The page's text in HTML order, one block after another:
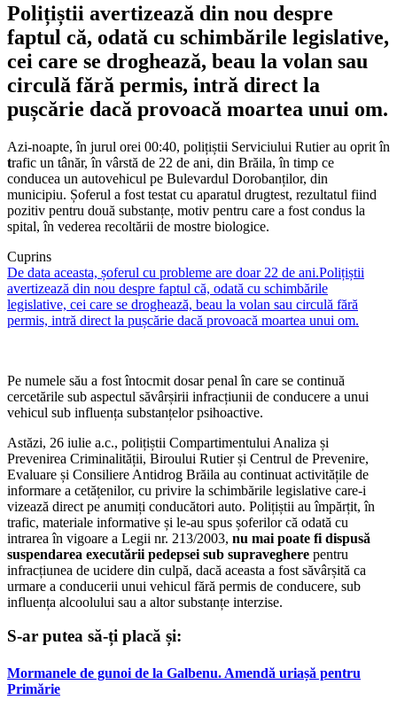
Polițiștii avertizează din nou despre
faptul că, odată cu schimbările legislative,
cei care se droghează, beau la volan sau
circulă fără permis, intră direct la
pușcărie dacă provoacă moartea unui om.
Azi-noapte, în jurul orei 00:40, polițiștii Serviciului Rutier au oprit în
trafic un tânăr, în vârstă de 22 de ani, din Brăila, în timp ce
conducea un autovehicul pe Bulevardul Dorobanților, din
municipiu. Șoferul a fost testat cu aparatul drugtest, rezultatul fiind
pozitiv pentru două substanțe, motiv pentru care a fost condus la
spital, în vederea recoltării de mostre biologice.
Cuprins
De data aceasta, șoferul cu probleme are doar 22 de ani.Polițiștii
avertizează din nou despre faptul că, odată cu schimbările
legislative, cei care se droghează, beau la volan sau circulă fără
permis, intră direct la pușcărie dacă provoacă moartea unui om.
Pe numele său a fost întocmit dosar penal în care se continuă
cercetările sub aspectul săvârșirii infracțiunii de conducere a unui
vehicul sub influența substanțelor psihoactive.
Astăzi, 26 iulie a.c., polițiștii Compartimentului Analiza și
Prevenirea Criminalității, Biroului Rutier și Centrul de Prevenire,
Evaluare și Consiliere Antidrog Brăila au continuat activitățile de
informare a cetățenilor, cu privire la schimbările legislative care-i
vizează direct pe anumiți conducători auto. Polițiștii au împărțit, în
trafic, materiale informative și le-au spus șoferilor că odată cu
intrarea în vigoare a Legii nr. 213/2003, nu mai poate fi dispusă
suspendarea executării pedepsei sub supraveghere pentru
infracțiunea de ucidere din culpă, dacă aceasta a fost săvârșită ca
urmare a conducerii unui vehicul fără permis de conducere, sub
influența alcoolului sau a altor substanțe interzise.
S-ar putea să-ți placă și:
Mormanele de gunoi de la Galbenu. Amendă uriașă pentru
Primărie